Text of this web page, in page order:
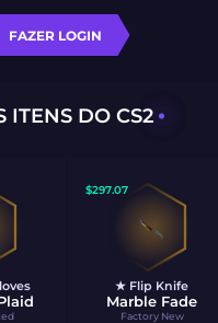
FAZER LOGIN
ITENS DO CS2
$297.07
★ Flip Knife
Marble Fade
Factory New